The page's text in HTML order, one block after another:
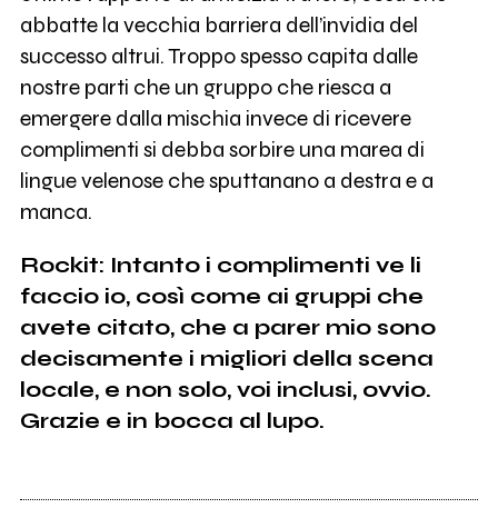
abbatte la vecchia barriera dell’invidia del
successo altrui. Troppo spesso capita dalle
nostre parti che un gruppo che riesca a
emergere dalla mischia invece di ricevere
complimenti si debba sorbire una marea di
lingue velenose che sputtanano a destra e a
manca.
Rockit: Intanto i complimenti ve li
faccio io, così come ai gruppi che
avete citato, che a parer mio sono
decisamente i migliori della scena
locale, e non solo, voi inclusi, ovvio.
Grazie e in bocca al lupo.